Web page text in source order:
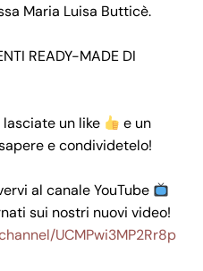
Maria Luisa Butticè.
READY-MADE DI
un like
e un
e condividetelo!
al canale YouTube
sui nostri nuovi video!
UCMPwi3MP2Rr8p